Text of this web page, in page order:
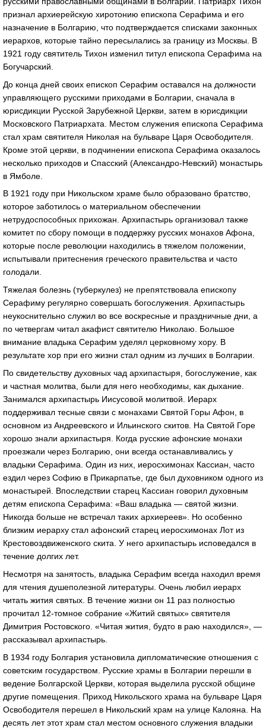
признал архиерейскую хиротонию епископа Серафима и его
назначение в Болгарию, что подтверждается списками законных
иерархов, которые тайно пересылались за границу из Москвы. В
1921 году святитель Тихон изменил титул епископа Серафима на
Богучарский.
До конца дней своих епископ Серафим оставался на должности
управляющего русскими приходами в Болгарии, сначала в
юрисдикции Русской Зарубежной Церкви, затем в юрисдикции
Московского Патриархата. Местом служения епископа Серафима
стал храм святителя Николая на бульваре Царя Освободителя.
Кроме этой церкви, в подчинении епископа Серафима оказалось
несколько приходов и Спасский (Александро-Невский) монастырь
в Ямболе.
В 1921 году при Никольском храме было образовано братство,
которое заботилось о материальном обеспечении
нетрудоспособных прихожан. Архипастырь организовал также
комитет по сбору помощи в поддержку русских монахов Афона,
которые после революции находились в тяжелом положении,
испытывали притеснения греческого правительства и часто
голодали.
Тяжелая болезнь (туберкулез) не препятствовала епископу
Серафиму регулярно совершать богослужения. Архипастырь
неукоснительно служил во все воскресные и праздничные дни, а
по четвергам читал акафист святителю Николаю. Большое
внимание владыка Серафим уделял церковному хору. В
результате хор при его жизни стал одним из лучших в Болгарии.
По свидетельству духовных чад архипастыря, богослужение, как
и частная молитва, были для него необходимы, как дыхание.
Занимался архипастырь Иисусовой молитвой. Иерарх
поддерживал тесные связи с монахами Святой Горы Афон, в
основном из Андреевского и Ильинского скитов. На Святой Горе
хорошо знали архипастыря. Когда русские афонские монахи
проезжали через Болгарию, они всегда останавливались у
владыки Серафима. Один из них, иеросхимонах Кассиан, часто
ездил через Софию в Прикарпатье, где был духовником одного из
монастырей. Впоследствии старец Кассиан говорил духовным
детям епископа Серафима: «Ваш владыка — святой жизни.
Никогда больше не встречал таких архиереев». Но особенно
близким иерарху стал афонский старец иеросхимонах Лот из
Крестовоздвиженского скита. У него архипастырь исповедался в
течение долгих лет.
Несмотря на занятость, владыка Серафим всегда находил время
для чтения душеполезной литературы. Очень любил иерарх
читать жития святых. В течение жизни он 11 раз полностью
прочитал 12-томное собрание «Житий святых» святителя
Димитрия Ростовского. «Читая жития, будто в раю находился», —
рассказывал архипастырь.
В 1934 году Болгария установила дипломатические отношения с
советским государством. Русские храмы в Болгарии перешли в
ведение Болгарской Церкви, которая выделила русской общине
другие помещения. Приход Никольского храма на бульваре Царя
Освободителя перешел в Никольский храм на улице Калояна. На
десять лет этот храм стал местом основного служения владыки